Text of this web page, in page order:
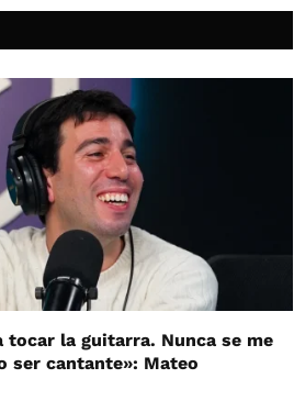
tocar la guitarra. Nunca se me
ser cantante»: Mateo